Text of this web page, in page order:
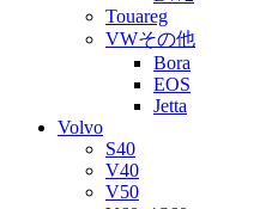
Touareg
VWその他
Bora
EOS
Jetta
Volvo
S40
V40
V50